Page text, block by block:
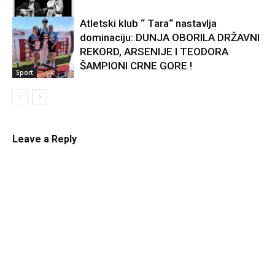
Kultura
Sport
Atletski klub “ Tara“ nastavlja
dominaciju: DUNJA OBORILA DRŽAVNI
REKORD, ARSENIJE I TEODORA
ŠAMPIONI CRNE GORE !
Leave a Reply